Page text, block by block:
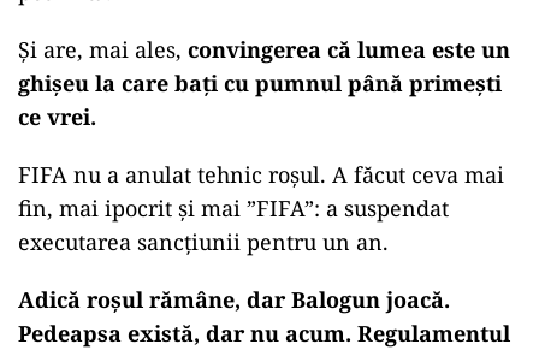
Și are, mai ales, convingerea că lumea este un
ghișeu la care bați cu pumnul până primești
ce vrei.
FIFA nu a anulat tehnic roșul. A făcut ceva mai
fin, mai ipocrit și mai ”FIFA”: a suspendat
executarea sancțiunii pentru un an.
Adică roșul rămâne, dar Balogun joacă.
Pedeapsa există, dar nu acum. Regulamentul